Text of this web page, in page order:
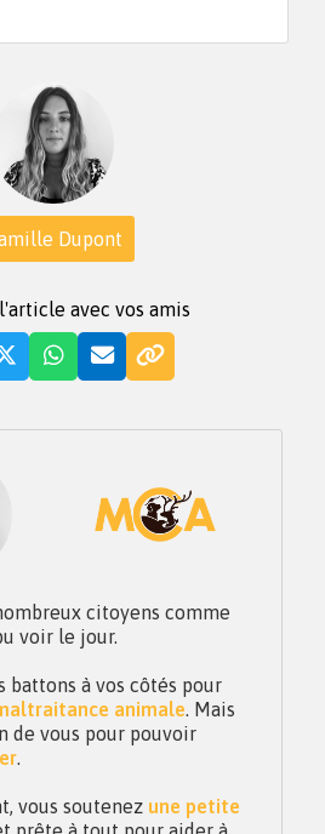
Dupont
avec vos amis
citoyens comme
voir le jour.
battons à vos côtés pour
animale. Mais
de vous pour pouvoir
.
vous soutenez une petite